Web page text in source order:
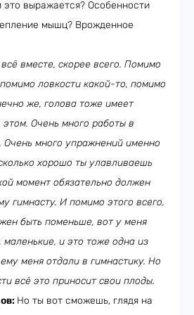
это выражается? Особенности
мышц? Врожденное
вместе, скорее всего. Помимо
ловкости какой-то, помимо
же, голова тоже имеет
Очень много работы в
Очень много упражнений именно
хорошо ты улавливаешь
момент обязательно должен
гимнасту. И помимо этого всего,
быть поменьше, вот у меня
маленькие, и это тоже одна из
меня отдали в гимнастику. Но
всё это приносит свои плоды.
Но ты вот сможешь, глядя на